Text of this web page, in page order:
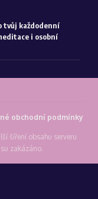
tvůj každodenní
i osobní
šíření obsahu serveru
zakázáno.
obchodní podmínky